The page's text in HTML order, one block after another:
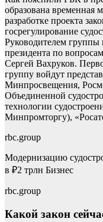
образована временная
разработке проекта
госрегулирование
Руководителем группы
президента по
Сергей Вахруков.
группу войдут
Минпросвещения,
Объединенной
технологии
Минпромторгу),
rbc.group
Модернизацию
в ₽2 трлн Бизнес
rbc.group
Какой закон